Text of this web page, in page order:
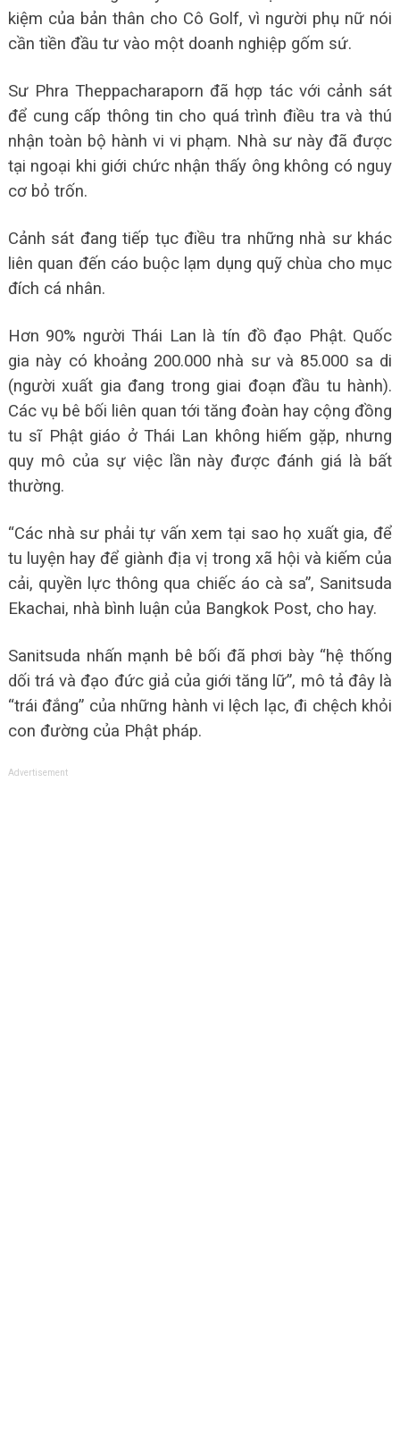
kiệm của bản thân cho Cô Golf, vì người phụ nữ nói
cần tiền đầu tư vào một doanh nghiệp gốm sứ.
Sư Phra Theppacharaporn đã hợp tác với cảnh sát
để cung cấp thông tin cho quá trình điều tra và thú
nhận toàn bộ hành vi vi phạm. Nhà sư này đã được
tại ngoại khi giới chức nhận thấy ông không có nguy
cơ bỏ trốn.
Cảnh sát đang tiếp tục điều tra những nhà sư khác
liên quan đến cáo buộc lạm dụng quỹ chùa cho mục
đích cá nhân.
Hơn 90% người Thái Lan là tín đồ đạo Phật. Quốc
gia này có khoảng 200.000 nhà sư và 85.000 sa di
(người xuất gia đang trong giai đoạn đầu tu hành).
Các vụ bê bối liên quan tới tăng đoàn hay cộng đồng
tu sĩ Phật giáo ở Thái Lan không hiếm gặp, nhưng
quy mô của sự việc lần này được đánh giá là bất
thường.
“Các nhà sư phải tự vấn xem tại sao họ xuất gia, để
tu luyện hay để giành địa vị trong xã hội và kiếm của
cải, quyền lực thông qua chiếc áo cà sa”, Sanitsuda
Ekachai, nhà bình luận của Bangkok Post, cho hay.
Sanitsuda nhấn mạnh bê bối đã phơi bày “hệ thống
dối trá và đạo đức giả của giới tăng lữ”, mô tả đây là
“trái đắng” của những hành vi lệch lạc, đi chệch khỏi
con đường của Phật pháp.
Advertisement